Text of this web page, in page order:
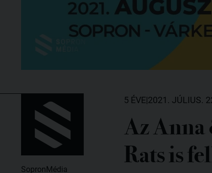
SopronMédia
5 ÉVE|2021. JÚLIUS.
Az Anna
Rats is